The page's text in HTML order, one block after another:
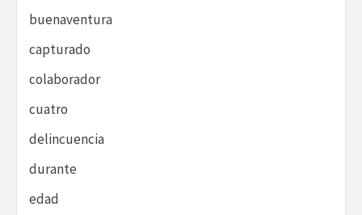
buenaventura
capturado
colaborador
cuatro
delincuencia
durante
edad